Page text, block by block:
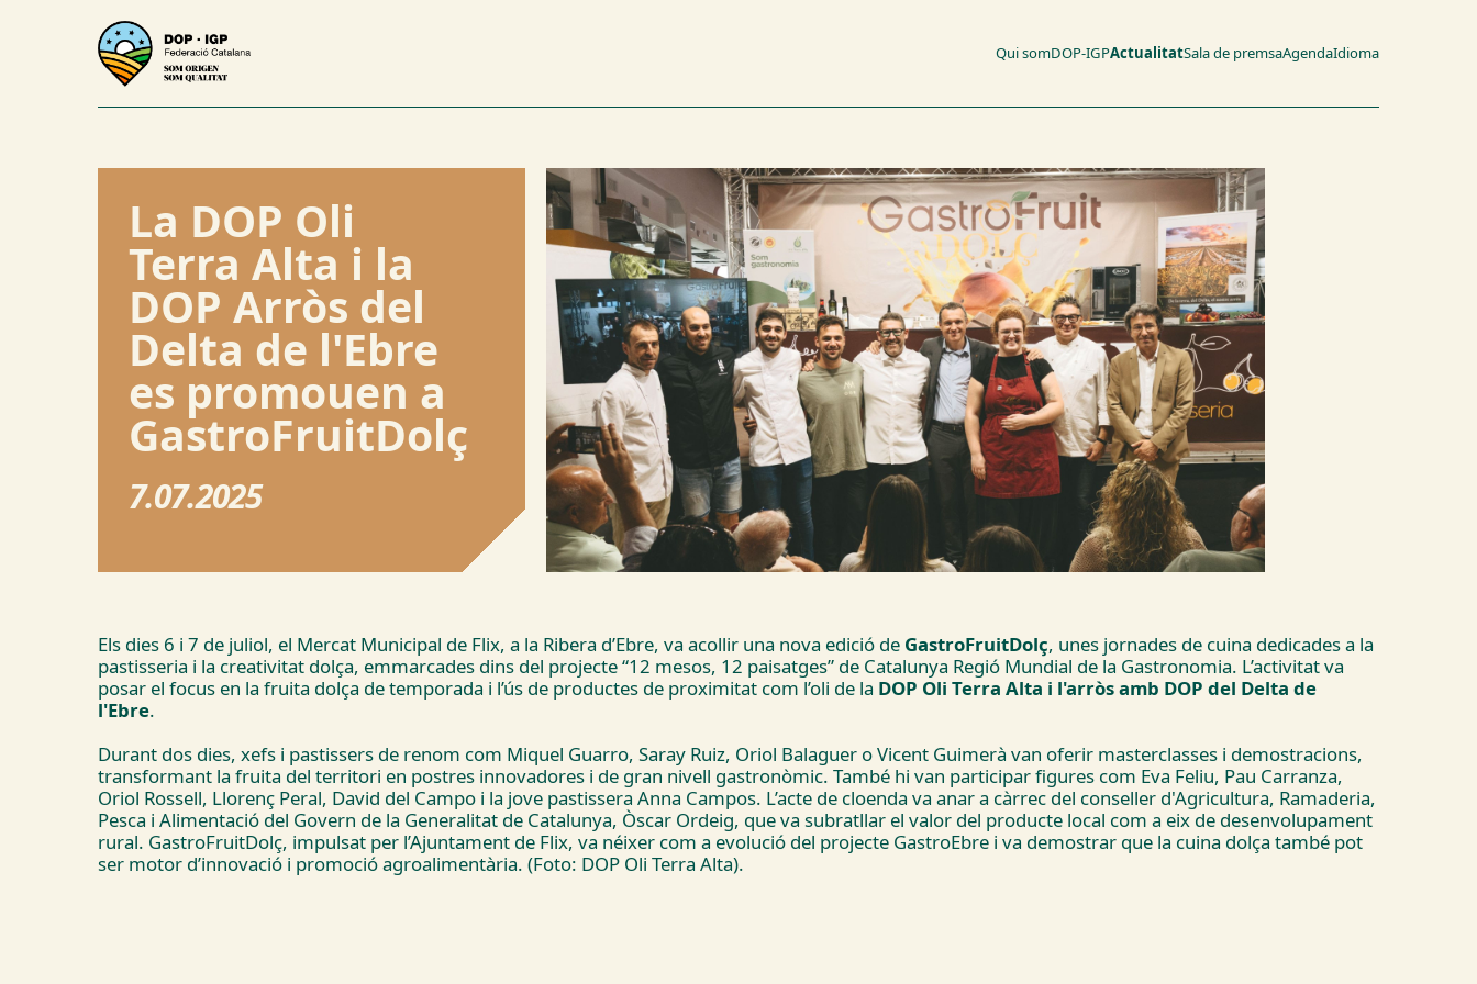
Qui somDOP-IGPActualitatSala de premsaAgendaIdioma
La DOP Oli
Terra Alta i la
DOP Arròs del
Delta de l'Ebre
es promouen a
GastroFruitDolç
7.07.2025
Els dies 6 i 7 de juliol, el Mercat Municipal de Flix, a la Ribera d’Ebre, va acollir una nova edició de GastroFruitDolç, unes jornades de cuina dedicades a la
pastisseria i la creativitat dolça, emmarcades dins del projecte “12 mesos, 12 paisatges” de Catalunya Regió Mundial de la Gastronomia. L’activitat va
posar el focus en la fruita dolça de temporada i l’ús de productes de proximitat com l’oli de la DOP Oli Terra Alta i l'arròs amb DOP del Delta de
l'Ebre.
Durant dos dies, xefs i pastissers de renom com Miquel Guarro, Saray Ruiz, Oriol Balaguer o Vicent Guimerà van oferir masterclasses i demostracions,
transformant la fruita del territori en postres innovadores i de gran nivell gastronòmic. També hi van participar figures com Eva Feliu, Pau Carranza,
Oriol Rossell, Llorenç Peral, David del Campo i la jove pastissera Anna Campos. L’acte de cloenda va anar a càrrec del conseller d'Agricultura, Ramaderia,
Pesca i Alimentació del Govern de la Generalitat de Catalunya, Òscar Ordeig, que va subratllar el valor del producte local com a eix de desenvolupament
rural. GastroFruitDolç, impulsat per l’Ajuntament de Flix, va néixer com a evolució del projecte GastroEbre i va demostrar que la cuina dolça també pot
ser motor d’innovació i promoció agroalimentària. (Foto: DOP Oli Terra Alta).